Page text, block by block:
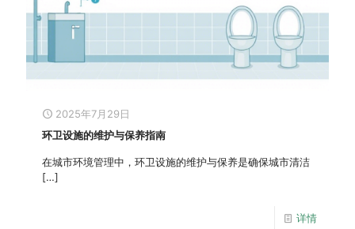
2025年7月29日
环卫设施的维护与保养指南
在城市环境管理中，环卫设施的维护与保养是确保城市清洁
[…]
详情